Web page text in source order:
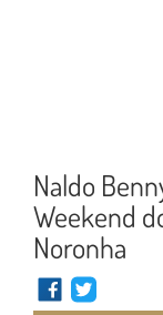
Naldo
Weekend
Noronha